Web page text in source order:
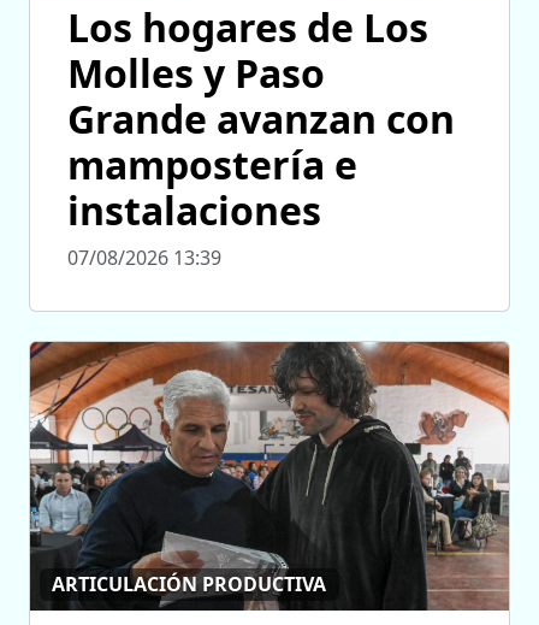
Los hogares de Los
Molles y Paso
Grande avanzan con
mampostería e
instalaciones
07/08/2026 13:39
ARTICULACIÓN PRODUCTIVA